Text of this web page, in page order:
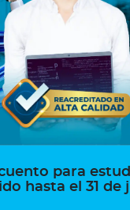
para
hasta el 31 de